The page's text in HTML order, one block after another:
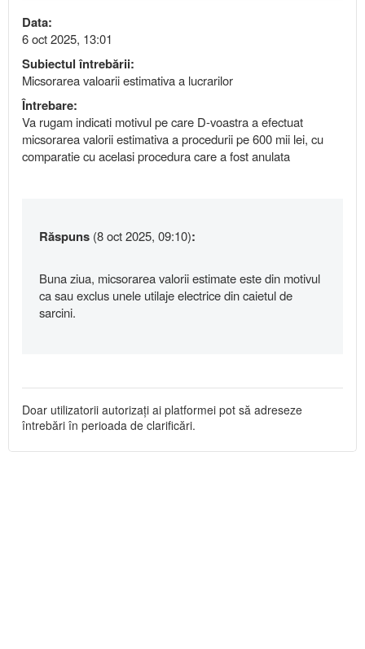
Data:
6 oct 2025, 13:01
Subiectul întrebării:
Micsorarea valoarii estimativa a lucrarilor
Întrebare:
Va rugam indicati motivul pe care D-voastra a efectuat
micsorarea valorii estimativa a procedurii pe 600 mii lei, cu
comparatie cu acelasi procedura care a fost anulata
Răspuns (8 oct 2025, 09:10):
Buna ziua, micsorarea valorii estimate este din motivul
ca sau exclus unele utilaje electrice din caietul de
sarcini.
Doar utilizatorii autorizați ai platformei pot să adreseze
întrebări în perioada de clarificări.